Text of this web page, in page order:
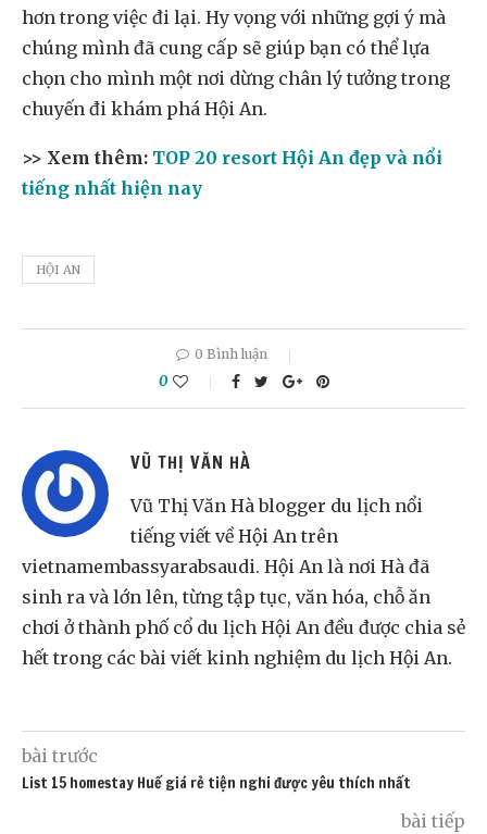
hơn trong việc đi lại. Hy vọng với những gợi ý mà
chúng mình đã cung cấp sẽ giúp bạn có thể lựa
chọn cho mình một nơi dừng chân lý tưởng trong
chuyến đi khám phá Hội An.
>> Xem thêm: TOP 20 resort Hội An đẹp và nổi
tiếng nhất hiện nay
HỘI AN
0 Bình luận
0
VŨ THỊ VĂN HÀ
Vũ Thị Văn Hà blogger du lịch nổi
tiếng viết về Hội An trên
vietnamembassyarabsaudi. Hội An là nơi Hà đã
sinh ra và lớn lên, từng tập tục, văn hóa, chỗ ăn
chơi ở thành phố cổ du lịch Hội An đều được chia sẻ
hết trong các bài viết kinh nghiệm du lịch Hội An.
bài trước
List 15 homestay Huế giá rẻ tiện nghi được yêu thích nhất
bài tiếp